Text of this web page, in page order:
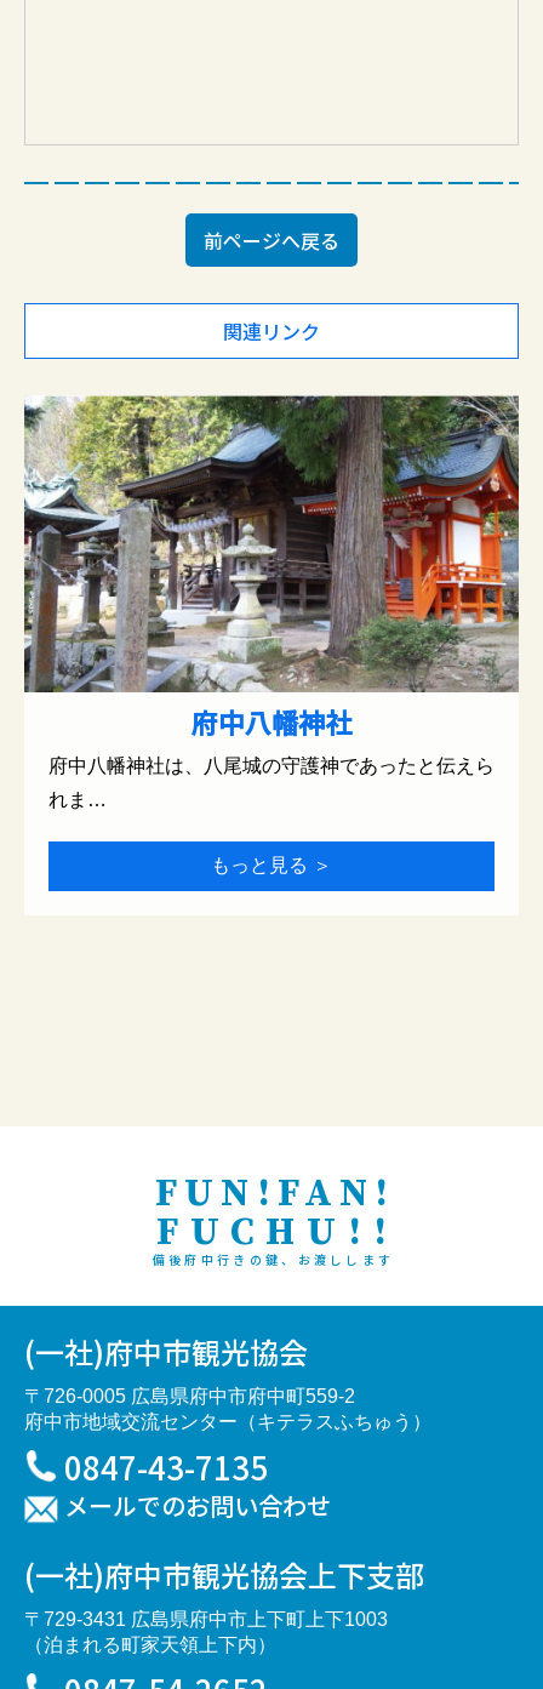
前ページへ戻る
関連リンク
府中八幡神社
府中八幡神社は、八尾城の守護神であったと伝えら
れま…
もっと見る ＞
FUN!FAN!
FUCHU!!
備後府中行きの鍵、お渡しします
(一社)府中市観光協会
〒726-0005 広島県府中市府中町559-2
府中市地域交流センター（キテラスふちゅう）
0847-43-7135
メールでのお問い合わせ
(一社)府中市観光協会上下支部
〒729-3431 広島県府中市上下町上下1003
（泊まれる町家天領上下内）